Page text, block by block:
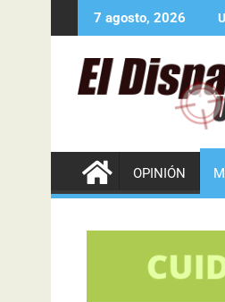
7 agosto, 2026
OPINIÓN